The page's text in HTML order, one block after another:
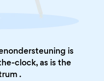
is
clock, as is the
.